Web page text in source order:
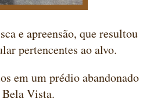
e apreensão, que resultou
pertencentes ao alvo.
em um prédio abandonado
Vista.